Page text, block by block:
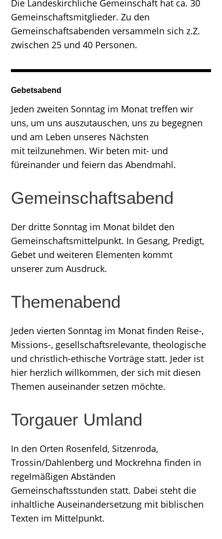
Die Landeskirchliche Gemeinschaft hat ca. 30
Gemeinschaftsmitglieder. Zu den
Gemeinschaftsabenden versammeln sich z.Z.
zwischen 25 und 40 Personen.
Gebetsabend
Jeden zweiten Sonntag im Monat treffen wir
uns, um uns auszutauschen, uns zu begegnen
und am Leben unseres Nächsten
mit teilzunehmen. Wir beten mit- und
füreinander und feiern das Abendmahl.
Gemeinschaftsabend
Der dritte Sonntag im Monat bildet den
Gemeinschaftsmittelpunkt. In Gesang, Predigt,
Gebet und weiteren Elementen kommt
unserer zum Ausdruck.
Themenabend
Jeden vierten Sonntag im Monat finden Reise-,
Missions-, gesellschaftsrelevante, theologische
und christlich-ethische Vorträge statt. Jeder ist
hier herzlich willkommen, der sich mit diesen
Themen auseinander setzen möchte.
Torgauer Umland
In den Orten Rosenfeld, Sitzenroda,
Trossin/Dahlenberg und Mockrehna finden in
regelmäßigen Abständen
Gemeinschaftsstunden statt. Dabei steht die
inhaltliche Auseinandersetzung mit biblischen
Texten im Mittelpunkt.